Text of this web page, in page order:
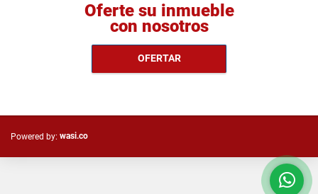
Oferte su inmueble
con nosotros
OFERTAR
Powered by: wasi.co